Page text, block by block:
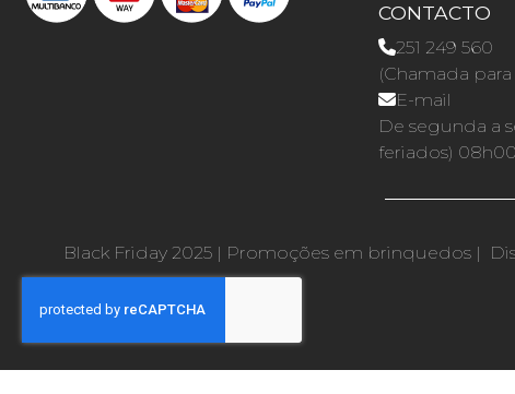
CONTACTO
251 249 560
(Chamada
E-mail
De segunda a
feriados) 08h00
Black Friday 2025 | Promoções em brinquedos |